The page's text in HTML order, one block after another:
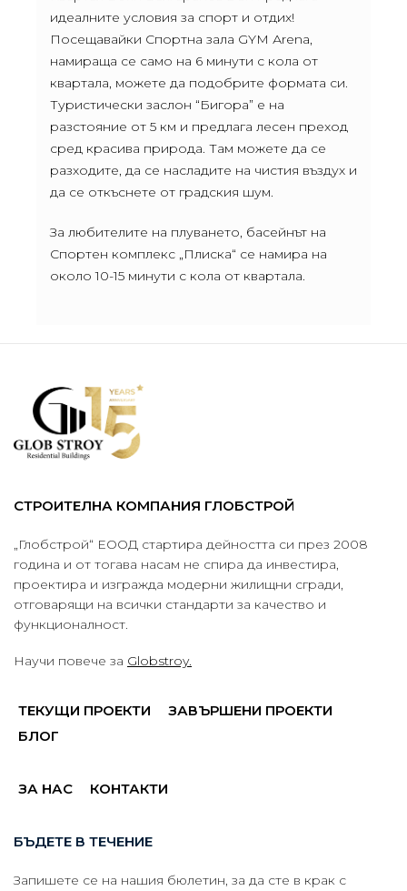
идеалните условия за спорт и отдих!
Посещавайки Спортна зала GYM Аrena,
намираща се само на 6 минути с кола от
квартала, можете да подобрите формата си.
Туристически заслон “Бигора” е на
разстояние от 5 км и предлага лесен преход
сред красива природа. Там можете да се
разходите, да се насладите на чистия въздух и
да се откъснете от градския шум.
За любителите на плуването, басейнът на
Спортен комплекс „Плиска“ се намира на
около 10-15 минути с кола от квартала.
СТРОИТЕЛНА КОМПАНИЯ ГЛОБСТРОЙ
„Глобстрой“ ЕООД стартира дейността си през 2008
година и от тогава насам не спира да инвестира,
проектира и изгражда модерни жилищни сгради,
отговарящи на всички стандарти за качество и
функционалност.
Научи повече за Globstroy.
ТЕКУЩИ ПРОЕКТИ
ЗАВЪРШЕНИ ПРОЕКТИ
БЛОГ
ЗА НАС КОНТАКТИ
БЪДЕТЕ В ТЕЧЕНИЕ
Запишете се на нашия бюлетин, за да сте в крак с